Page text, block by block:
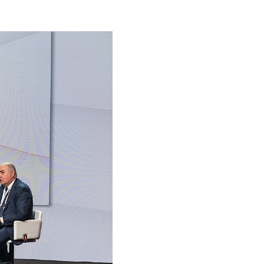
Un anno di
Tendenze